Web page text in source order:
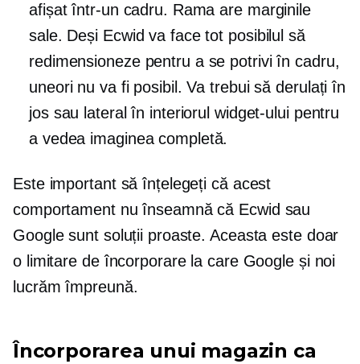
afișat într-un cadru. Rama are marginile
sale. Deși Ecwid va face tot posibilul să
redimensioneze pentru a se potrivi în cadru,
uneori nu va fi posibil. Va trebui să derulați în
jos sau lateral în interiorul widget-ului pentru
a vedea imaginea completă.
Este important să înțelegeți că acest
comportament nu înseamnă că Ecwid sau
Google sunt soluții proaste. Aceasta este doar
o limitare de încorporare la care Google și noi
lucrăm împreună.
Încorporarea unui magazin ca